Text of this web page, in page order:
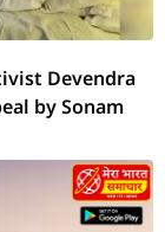
Devendra
by Sonam